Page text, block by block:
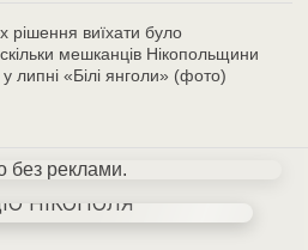
рішення виїхати було
мешканців Нікопольщини
липні «Білі янголи» (фото)